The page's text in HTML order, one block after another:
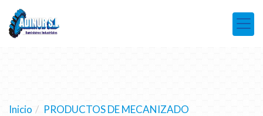
Inicio
PRODUCTOS DE MECANIZADO